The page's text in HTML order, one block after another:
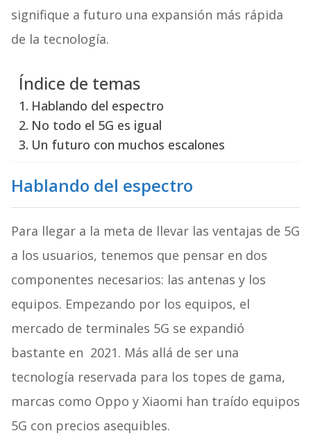
signifique a futuro una expansión más rápida
de la tecnología.
Índice de temas
Hablando del espectro
No todo el 5G es igual
Un futuro con muchos escalones
Hablando del espectro
Para llegar a la meta de llevar las ventajas de 5G
a los usuarios, tenemos que pensar en dos
componentes necesarios: las antenas y los
equipos. Empezando por los equipos, el
mercado de terminales 5G se expandió
bastante en 2021. Más allá de ser una
tecnología reservada para los topes de gama,
marcas como Oppo y Xiaomi han traído equipos
5G con precios asequibles.